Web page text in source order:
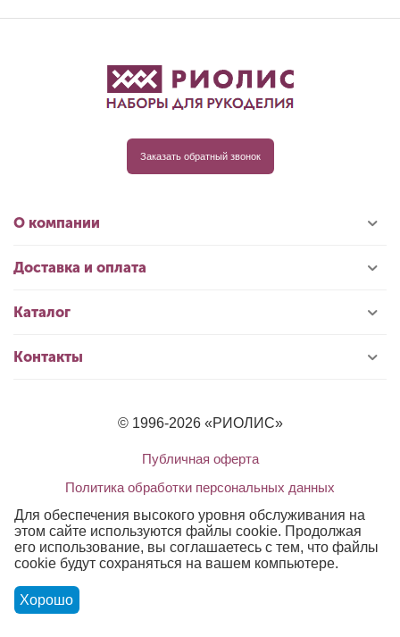
Заказать обратный звонок
О компании
Доставка и оплата
Каталог
Контакты
© 1996-2026 «РИОЛИС»
Публичная оферта
Политика обработки персональных данных
Для обеспечения высокого уровня обслуживания на
этом сайте используются файлы cookie. Продолжая
его использование, вы соглашаетесь с тем, что файлы
cookie будут сохраняться на вашем компьютере.
Хорошо